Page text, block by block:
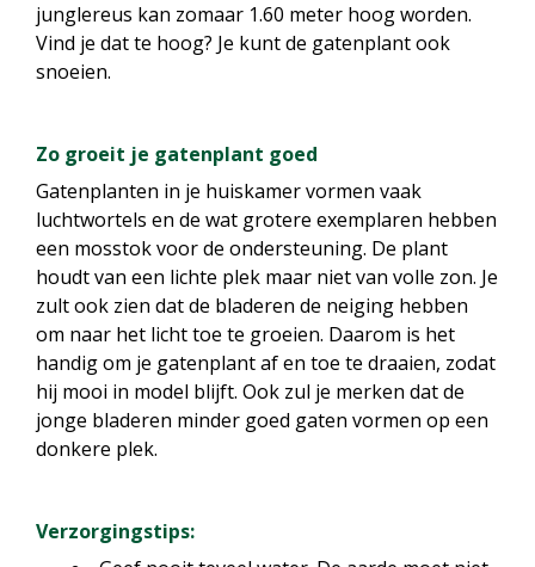
junglereus kan zomaar 1.60 meter hoog worden.
Vind je dat te hoog? Je kunt de gatenplant ook
snoeien.
Zo groeit je gatenplant goed
Gatenplanten in je huiskamer vormen vaak
luchtwortels en de wat grotere exemplaren hebben
een mosstok voor de ondersteuning. De plant
houdt van een lichte plek maar niet van volle zon. Je
zult ook zien dat de bladeren de neiging hebben
om naar het licht toe te groeien. Daarom is het
handig om je gatenplant af en toe te draaien, zodat
hij mooi in model blijft. Ook zul je merken dat de
jonge bladeren minder goed gaten vormen op een
donkere plek.
Verzorgingstips: